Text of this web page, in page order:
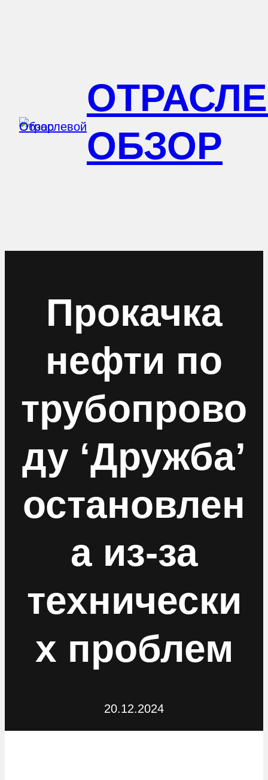
ОБЗОР
Прокачка
нефти по
трубопрово
ду ‘Дружба’
остановлен
а из-за
технически
х проблем
20.12.2024